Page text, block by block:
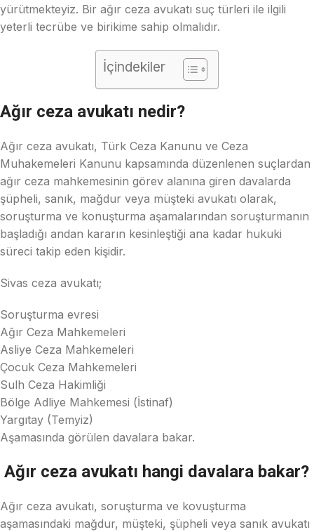
yürütmekteyiz. Bir ağır ceza avukatı suç türleri ile ilgili
yeterli tecrübe ve birikime sahip olmalıdır.
İçindekiler
Ağır ceza avukatı nedir?
Ağır ceza avukatı, Türk Ceza Kanunu ve Ceza
Muhakemeleri Kanunu kapsamında düzenlenen suçlardan
ağır ceza mahkemesinin görev alanına giren davalarda
şüpheli, sanık, mağdur veya müşteki avukatı olarak,
soruşturma ve konuşturma aşamalarından soruşturmanın
başladığı andan kararın kesinleştiği ana kadar hukuki
süreci takip eden kişidir.
Sivas ceza avukatı;
Soruşturma evresi
Ağır Ceza Mahkemeleri
Asliye Ceza Mahkemeleri
Çocuk Ceza Mahkemeleri
Sulh Ceza Hakimliği
Bölge Adliye Mahkemesi (İstinaf)
Yargıtay (Temyiz)
Aşamasında görülen davalara bakar.
Ağır ceza avukatı hangi davalara bakar?
Ağır ceza avukatı, soruşturma ve kovuşturma
aşamasındaki mağdur, müşteki, şüpheli veya sanık avukatı